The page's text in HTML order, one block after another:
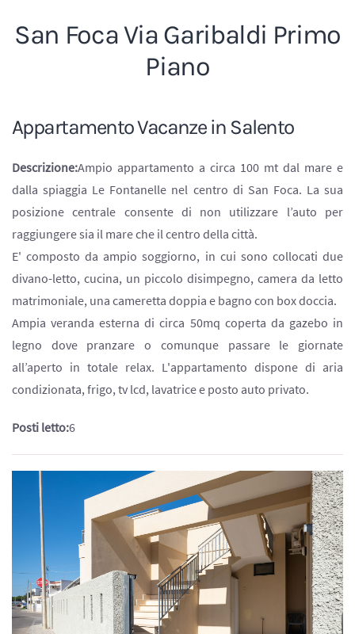
San Foca Via Garibaldi Primo
Piano
Appartamento Vacanze in Salento
Descrizione:Ampio appartamento a circa 100 mt dal mare e
dalla spiaggia Le Fontanelle nel centro di San Foca. La sua
posizione centrale consente di non utilizzare l’auto per
raggiungere sia il mare che il centro della città.
E' composto da ampio soggiorno, in cui sono collocati due
divano-letto, cucina, un piccolo disimpegno, camera da letto
matrimoniale, una cameretta doppia e bagno con box doccia.
Ampia veranda esterna di circa 50mq coperta da gazebo in
legno dove pranzare o comunque passare le giornate
all’aperto in totale relax. L'appartamento dispone di aria
condizionata, frigo, tv lcd, lavatrice e posto auto privato.
Posti letto:6